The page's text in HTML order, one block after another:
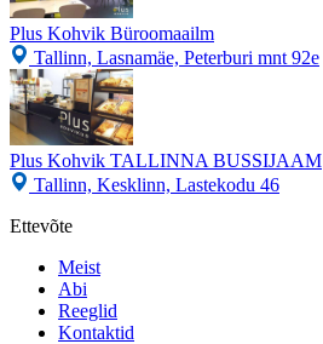
Plus Kohvik Büroomaailm
Tallinn, Lasnamäe, Peterburi mnt 92e
Plus Kohvik TALLINNA BUSSIJAAM
Tallinn, Kesklinn, Lastekodu 46
Ettevõte
Meist
Abi
Reeglid
Kontaktid